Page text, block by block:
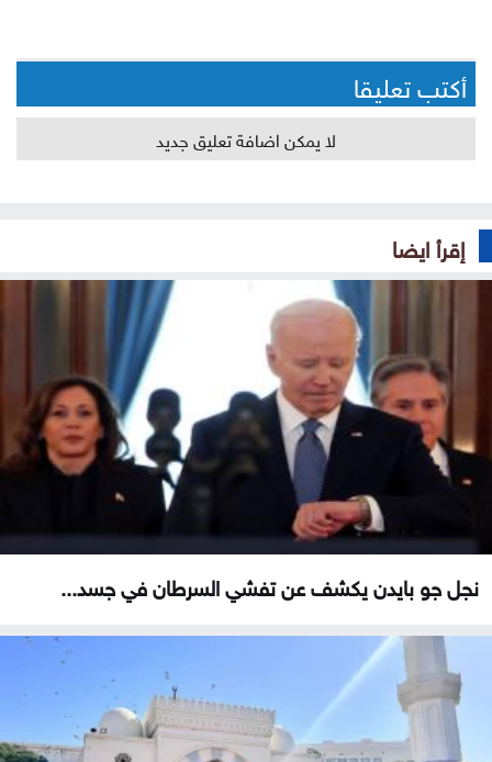
أكتب تعليقا
لا يمكن اضافة تعليق جديد
إقرأ ايضا
نجل جو بايدن يكشف عن تفشي السرطان في جسد...